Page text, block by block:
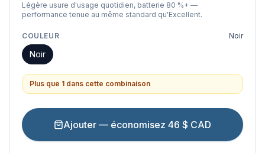
Légère usure d'usage quotidien, batterie 80 %+ —
performance tenue au même standard qu'Excellent.
COULEUR Noir
Noir
Plus que 1 dans cette combinaison
Ajouter — économisez 46 $ CAD